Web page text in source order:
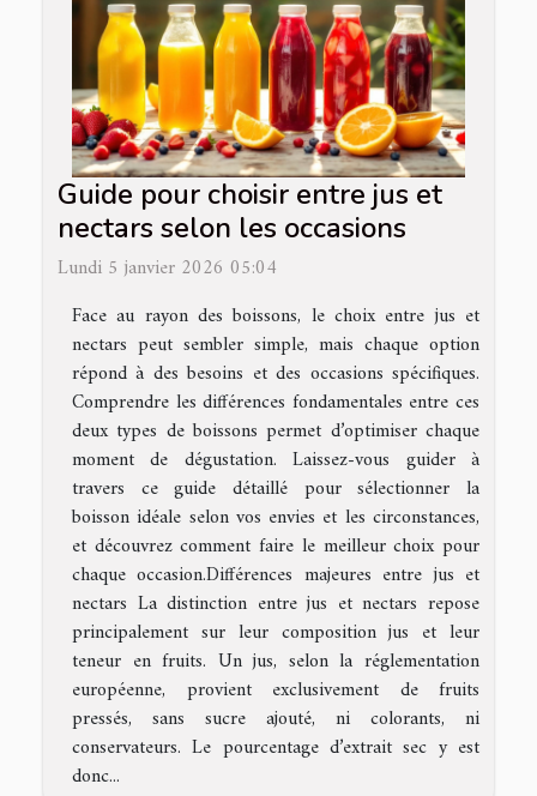
Guide pour choisir entre jus et
nectars selon les occasions
Lundi 5 janvier 2026 05:04
Face au rayon des boissons, le choix entre jus et
nectars peut sembler simple, mais chaque option
répond à des besoins et des occasions spécifiques.
Comprendre les différences fondamentales entre ces
deux types de boissons permet d’optimiser chaque
moment de dégustation. Laissez-vous guider à
travers ce guide détaillé pour sélectionner la
boisson idéale selon vos envies et les circonstances,
et découvrez comment faire le meilleur choix pour
chaque occasion.Différences majeures entre jus et
nectars La distinction entre jus et nectars repose
principalement sur leur composition jus et leur
teneur en fruits. Un jus, selon la réglementation
européenne, provient exclusivement de fruits
pressés, sans sucre ajouté, ni colorants, ni
conservateurs. Le pourcentage d’extrait sec y est
donc...